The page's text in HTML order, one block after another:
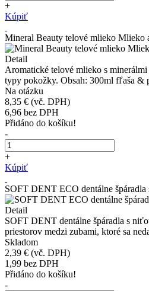
+
Kúpiť
Mineral Beauty telové mlieko Mlieko
Detail
Aromatické telové mlieko s
typy pokožky. Obsah: 300ml fľaša &
Na otázku
8,35 € (vč. DPH)
6,96 bez DPH
Přidáno do košíku!
-
+
Kúpiť
SOFT DENT ECO dentálne
Detail
SOFT DENT dentálne špáradla s
priestorov medzi zubami, ktoré sa
Skladom
2,39 € (vč. DPH)
1,99 bez DPH
Přidáno do košíku!
-